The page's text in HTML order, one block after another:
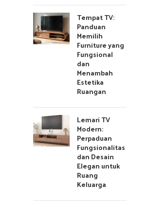
Tempat TV:
Panduan
Memilih
Furniture yang
Fungsional
dan
Menambah
Estetika
Ruangan
Lemari TV
Modern:
Perpaduan
Fungsionalitas
dan Desain
Elegan untuk
Ruang
Keluarga